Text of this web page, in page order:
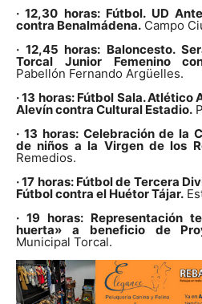
· 12,30 horas: Fútbol. UD
contra Benalmádena. Campo
· 12,45 horas: Baloncesto.
Torcal Junior Femenino
Pabellón Fernando Argüelles.
· 13 horas: Fútbol Sala.
Alevín contra Cultural Estadio.
· 13 horas: Celebración de la
de niños a la Virgen de los
Remedios.
· 17 horas: Fútbol de Tercera
Fútbol contra el Huétor Tájar.
· 19 horas: Representación
huerta» a beneficio de
Municipal Torcal.